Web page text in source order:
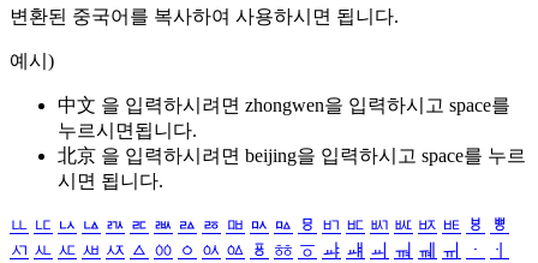
변환된 중국어를 복사하여 사용하시면 됩니다.
예시)
中文 을 입력하시려면 zhongwen을 입력하시고 space를
누르시면됩니다.
北京 을 입력하시려면 beijing을 입력하시고 space를 누르
시면 됩니다.
ㅥ ㅦ ㅧ ㅨ ㅩ ㅪ ㅫ ㅬ ㅭ ㅮ ㅯ ㅰ ㅱ ㅲ ㅳ ㅴ ㅵ ㅶ ㅷ ㅸ
ㅹ
ㅺ ㅻ ㅼ ㅽ ㅾ ㅿ ㆀ ㆁ ㆂ ㆃ ㆄ ㆅ ㆆ ㆇ ㆈ ㆉ ㆊ ㆋ ㆌ ㆍ
ㆎ